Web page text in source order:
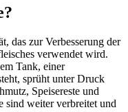
das zur Verbesserung der
verwendet wird.
Tank, einer
sprüht unter Druck
Speisereste und
sind weiter verbreitet und